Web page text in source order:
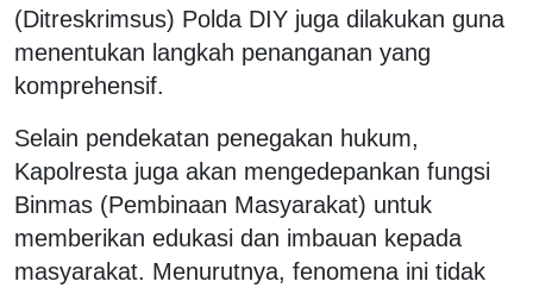
(Ditreskrimsus) Polda DIY juga dilakukan guna
menentukan langkah penanganan yang
komprehensif.
Selain pendekatan penegakan hukum,
Kapolresta juga akan mengedepankan fungsi
Binmas (Pembinaan Masyarakat) untuk
memberikan edukasi dan imbauan kepada
masyarakat. Menurutnya, fenomena ini tidak